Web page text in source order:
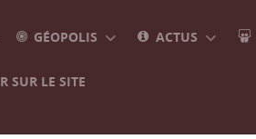
GÉOPOLIS ACTUS
SUR LE SITE